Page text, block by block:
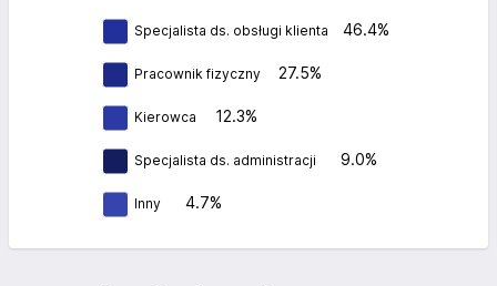
Specjalista ds. obsługi klienta 46.4%
Pracownik fizyczny 27.5%
Kierowca 12.3%
Specjalista ds. administracji 9.0%
Inny 4.7%